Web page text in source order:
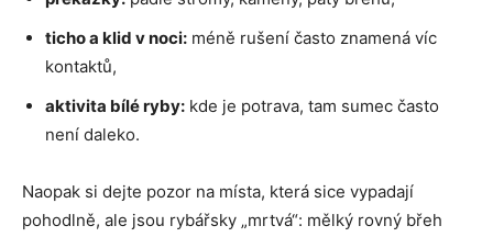
ticho a klid v noci: méně rušení často znamená víc
kontaktů,
aktivita bílé ryby: kde je potrava, tam sumec často
není daleko.
Naopak si dejte pozor na místa, která sice vypadají
pohodlně, ale jsou rybářsky „mrtvá“: mělký rovný břeh